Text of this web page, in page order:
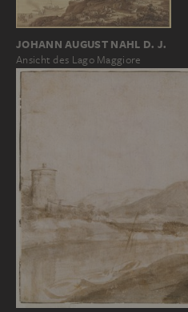
JOHANN AUGUST NAHL D. J.
Ansicht des Lago Maggiore